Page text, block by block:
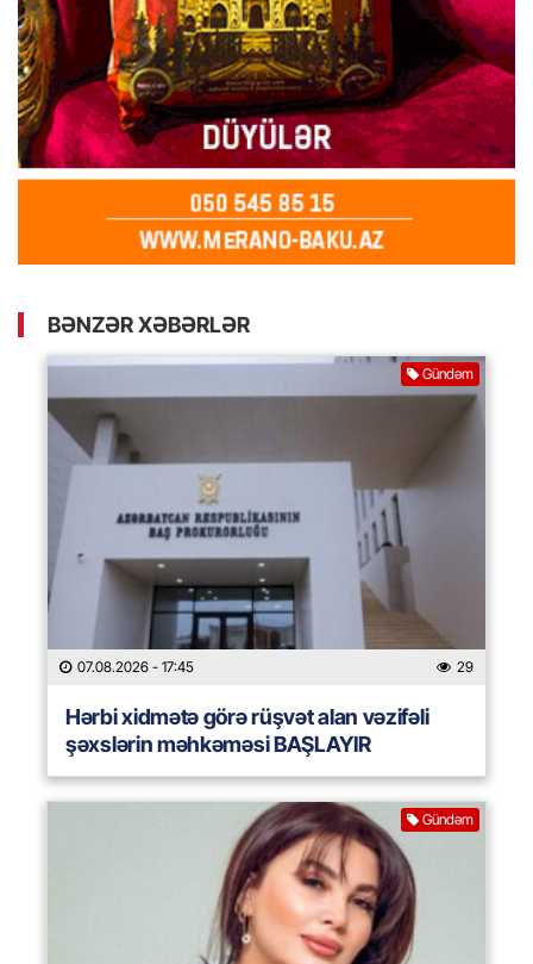
BƏNZƏR XƏBƏRLƏR
Gündəm
07.08.2026 - 17:45 29
Hərbi xidmətə görə rüşvət alan vəzifəli
şəxslərin məhkəməsi BAŞLAYIR
Gündəm